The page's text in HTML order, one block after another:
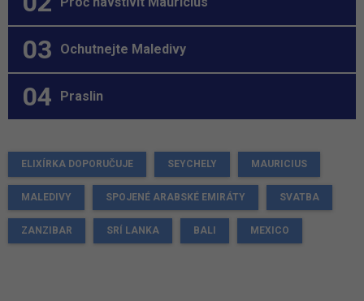
Ochutnejte Maledivy
Praslin
ELIXÍRKA DOPORUČUJE SEYCHELY MAURICIUS
MALEDIVY SPOJENÉ ARABSKÉ EMIRÁTY SVATBA
ZANZIBAR SRÍ LANKA BALI MEXICO